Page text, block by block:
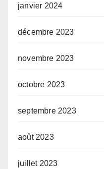
janvier 2024
décembre 2023
novembre 2023
octobre 2023
septembre 2023
août 2023
juillet 2023